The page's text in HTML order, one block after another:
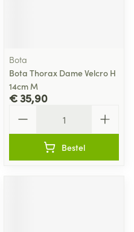
Bota
Bota Thorax Dame Velcro H
14cm M
€ 35,90
Bestel